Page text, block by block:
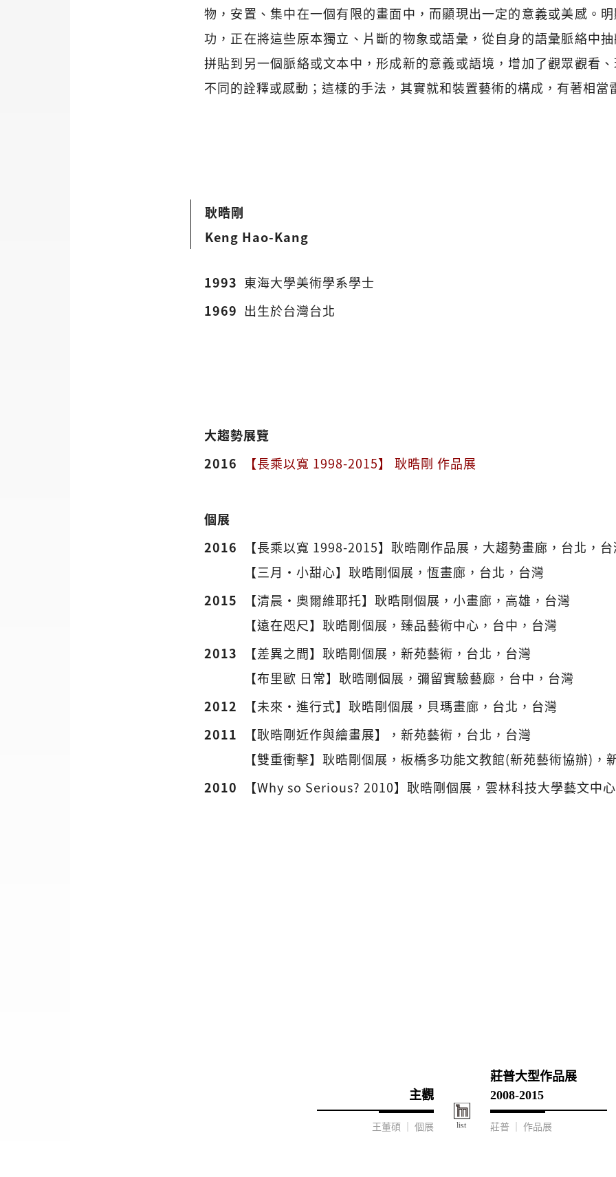
物，安置、集中在一個有限的畫面中，而顯現出一定的意義或美感。
功，正在將這些原本獨立、片斷的物象或語彙，從自身的語彙脈絡中
拼貼到另一個脈絡或文本中，形成新的意義或語境，增加了觀眾觀看
不同的詮釋或感動；這樣的手法，其實就和裝置藝術的構成，有著相當
耿晧剛
Keng Hao-Kang
1993 東海大學美術學系學士
1969 出生於台灣台北
大趨勢展覽
2016
【長乘以寬 1998-2015】 耿晧剛 作品展
個展
2016
【長乘以寬 1998-2015】耿晧剛作品展，大趨勢畫廊，台北，
【三月・小甜心】耿晧剛個展，恆畫廊，台北，台灣
2015
【清晨・奧爾維耶托】耿晧剛個展，小畫廊，高雄，台灣
【遠在咫尺】耿晧剛個展，臻品藝術中心，台中，台灣
2013
【差異之間】耿晧剛個展，新苑藝術，台北，台灣
【布里歐 日常】耿晧剛個展，彌留實驗藝廊，台中，台灣
2012
【未來‧進行式】耿晧剛個展，貝瑪畫廊，台北，台灣
2011
【耿晧剛近作與繪畫展】，新苑藝術，台北，台灣
【雙重衝擊】耿晧剛個展，板橋多功能文教館(新苑藝術協辦)，
2010
【Why so Serious? 2010】耿晧剛個展，雲林科技大學藝文中
主觀
王董碩 ｜ 個展
莊普大型作品展
2008-2015
莊普 ｜ 作品展